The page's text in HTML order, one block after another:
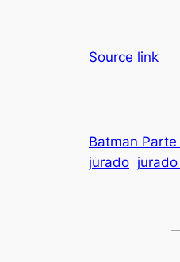
Source link
Batman Parte
jurado